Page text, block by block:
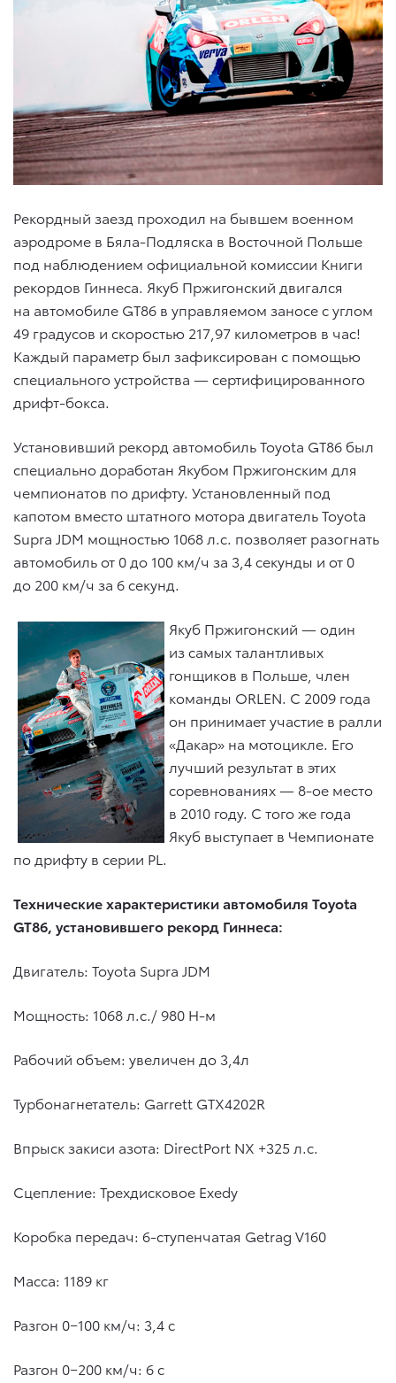
Рекордный заезд проходил на бывшем военном
аэродроме в Бяла-Подляска в Восточной Польше
под наблюдением официальной комиссии Книги
рекордов Гиннеса. Якуб Пржигонский двигался
на автомобиле GT86 в управляемом заносе с углом
49 градусов и скоростью 217,97 километров в час!
Каждый параметр был зафиксирован с помощью
специального устройства — сертифицированного
дрифт-бокса.
Установивший рекорд автомобиль Toyota GT86 был
специально доработан Якубом Пржигонским для
чемпионатов по дрифту. Установленный под
капотом вместо штатного мотора двигатель Toyota
Supra JDM мощностью 1068 л.с. позволяет разогнать
автомобиль от 0 до 100 км/ч за 3,4 секунды и от 0
до 200 км/ч за 6 секунд.
Якуб Пржигонский — один
из самых талантливых
гонщиков в Польше, член
команды ORLEN. С 2009 года
он принимает участие в ралли
«Дакар» на мотоцикле. Его
лучший результат в этих
соревнованиях — 8-ое место
в 2010 году. С того же года
Якуб выступает в Чемпионате
по дрифту в серии PL.
Технические характеристики автомобиля Toyota
GT86, установившего рекорд Гиннеса:
Двигатель: Toyota Supra JDM
Мощность: 1068 л.с./ 980 Н-м
Рабочий объем: увеличен до 3,4л
Турбонагнетатель: Garrett GTX4202R
Впрыск закиси азота: DirectPort NX +325 л.с.
Сцепление: Трехдисковое Exedy
Коробка передач: 6-ступенчатая Getrag V160
Масса: 1189 кг
Разгон 0−100 км/ч: 3,4 с
Разгон 0−200 км/ч: 6 с